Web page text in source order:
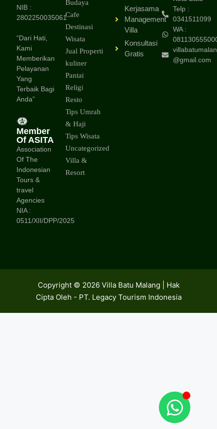
NIB :
2802250035061
“Dari Hati,
Kami
Memberikan
Pelayanan
Yang
Terbaik Bagi
Anda”
Member
Of ASITA
Association
Of The
Indonesian
Tours &
travel
Agencies
NIA :
0511/XII/DPP/2025
Budaya
Cafe
Destinasi
Wisata
Jual Properti
kuliner
Pantai
Religi
Resto
Tips Umrah
& Haji
Tips Wisata
Uncategorized
Villa &
Resort
Kerjasama
Management
Villa
Konsultasi
Gratis
Telp :
0341511099
WA :
@gmail.com
Copyright © 2026 Villa Batu Malang | Hak
Cipta Oleh - PT. Legacy Tourism Indonesia